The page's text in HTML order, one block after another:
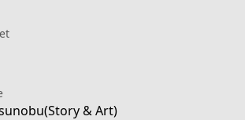
& Art)